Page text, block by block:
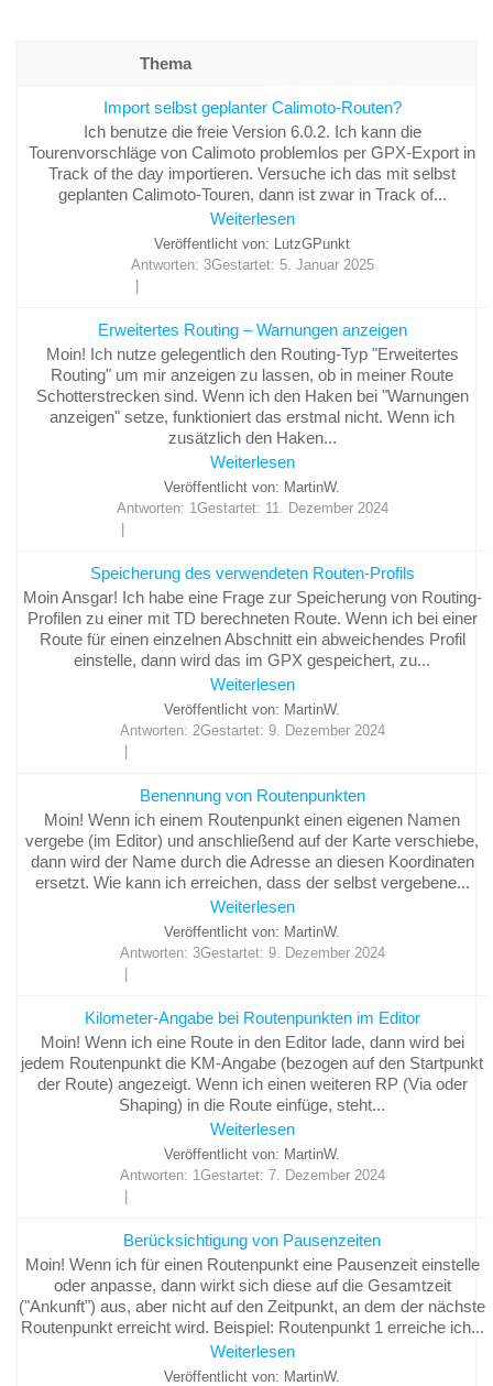
Thema
Import selbst geplanter Calimoto-Routen?
Ich benutze die freie Version 6.0.2. Ich kann die
Tourenvorschläge von Calimoto problemlos per GPX-Export in
Track of the day importieren. Versuche ich das mit selbst
geplanten Calimoto-Touren, dann ist zwar in Track of...
Weiterlesen
Veröffentlicht von: LutzGPunkt
Antworten: 3Gestartet: 5. Januar 2025
Erweitertes Routing – Warnungen anzeigen
Moin! Ich nutze gelegentlich den Routing-Typ "Erweitertes
Routing" um mir anzeigen zu lassen, ob in meiner Route
Schotterstrecken sind. Wenn ich den Haken bei "Warnungen
anzeigen" setze, funktioniert das erstmal nicht. Wenn ich
zusätzlich den Haken...
Weiterlesen
Veröffentlicht von: MartinW.
Antworten: 1Gestartet: 11. Dezember 2024
Speicherung des verwendeten Routen-Profils
Moin Ansgar! Ich habe eine Frage zur Speicherung von Routing-
Profilen zu einer mit TD berechneten Route. Wenn ich bei einer
Route für einen einzelnen Abschnitt ein abweichendes Profil
einstelle, dann wird das im GPX gespeichert, zu...
Weiterlesen
Veröffentlicht von: MartinW.
Antworten: 2Gestartet: 9. Dezember 2024
Benennung von Routenpunkten
Moin! Wenn ich einem Routenpunkt einen eigenen Namen
vergebe (im Editor) und anschließend auf der Karte verschiebe,
dann wird der Name durch die Adresse an diesen Koordinaten
ersetzt. Wie kann ich erreichen, dass der selbst vergebene...
Weiterlesen
Veröffentlicht von: MartinW.
Antworten: 3Gestartet: 9. Dezember 2024
Kilometer-Angabe bei Routenpunkten im Editor
Moin! Wenn ich eine Route in den Editor lade, dann wird bei
jedem Routenpunkt die KM-Angabe (bezogen auf den Startpunkt
der Route) angezeigt. Wenn ich einen weiteren RP (Via oder
Shaping) in die Route einfüge, steht...
Weiterlesen
Veröffentlicht von: MartinW.
Antworten: 1Gestartet: 7. Dezember 2024
Berücksichtigung von Pausenzeiten
Moin! Wenn ich für einen Routenpunkt eine Pausenzeit einstelle
oder anpasse, dann wirkt sich diese auf die Gesamtzeit
("Ankunft") aus, aber nicht auf den Zeitpunkt, an dem der nächste
Routenpunkt erreicht wird. Beispiel: Routenpunkt 1 erreiche ich...
Weiterlesen
Veröffentlicht von: MartinW.